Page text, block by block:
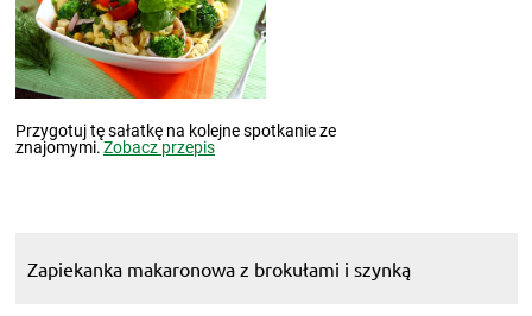
Przygotuj tę sałatkę na kolejne spotkanie ze
znajomymi.Zobacz przepis
Zapiekanka makaronowa z brokułami i szynką